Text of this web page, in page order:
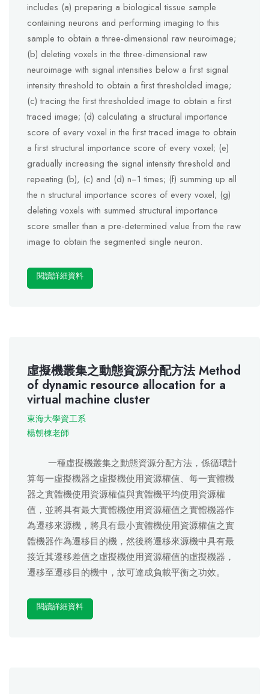
includes (a) preparing a biological tissue sample
containing neurons and performing imaging to this
sample to obtain a three-dimensional raw neuroimage;
(b) deleting voxels in the three-dimensional raw
neuroimage with signal intensities below a first signal
intensity threshold to obtain a first thresholded image;
(c) tracing the first thresholded image to obtain a first
traced image; (d) calculating a structural importance
score of every voxel in the first traced image to obtain
a first structural importance score of every voxel; (e)
gradually increasing the signal intensity threshold and
repeating (b), (c) and (d) n−1 times; (f) summing up all
the n structural importance scores of every voxel; (g)
deleting voxels with summed structural importance
score smaller than a pre-determined value from the raw
image to obtain the segmented single neuron.
閱讀詳細資料
虛擬機叢集之動態資源分配方法 Method
of dynamic resource allocation for a
virtual machine cluster
東海大學資工系
楊朝棟老師
一種虛擬機叢集之動態資源分配方法，係循環計
算每一虛擬機器之虛擬機使用資源權值、每一實體機
器之實體機使用資源權值與實體機平均使用資源權
值，並將具有最大實體機使用資源權值之實體機器作
為遷移來源機，將具有最小實體機使用資源權值之實
體機器作為遷移目的機，然後將遷移來源機中具有最
接近其遷移差值之虛擬機使用資源權值的虛擬機器，
遷移至遷移目的機中，故可達成負載平衡之功效。
閱讀詳細資料